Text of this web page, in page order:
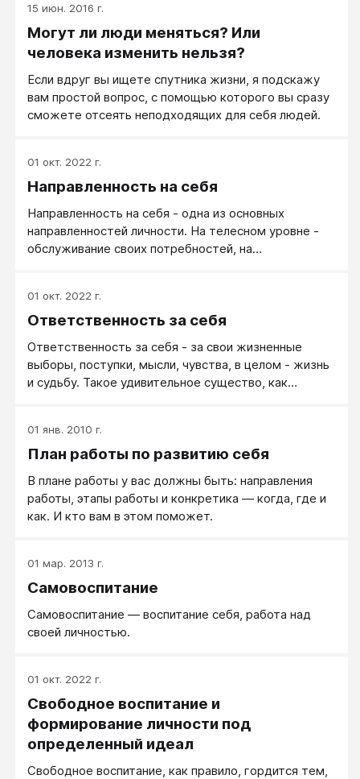
не устраивает - принять себя и на этом поставить
точку.
15 июн. 2016 г.
Могут ли люди меняться? Или
человека изменить нельзя?
Если вдруг вы ищете спутника жизни, я подскажу
вам простой вопрос, с помощью которого вы сразу
сможете отсеять неподходящих для себя людей.
01 окт. 2022 г.
Направленность на себя
Направленность на себя - одна из основных
направленностей личности. На телесном уровне -
обслуживание своих потребностей, на
личностном - направленность на рост и развитие,
стремление к личному счастью или
развития личности направленность на себя может
иметь разное содержание.
01 окт. 2022 г.
Ответственность за себя
Ответственность за себя - за свои жизненные
выборы, поступки, мысли, чувства, в целом - жизнь
и судьбу. Такое удивительное существо, как
здоровье, свои возможности, свое развитие и свое
будущее. Поэтому люди ответственные
определяют свои цели и задачи, после чего
спрашивают уже с себя по своим же
обязательствам.
01 янв. 2010 г.
План работы по развитию себя
В плане работы у вас должны быть: направления
работы, этапы работы и конкретика — когда, где и
как. И кто вам в этом поможет.
01 мар. 2013 г.
Самовоспитание
Самовоспитание — воспитание себя, работа над
своей личностью.
01 окт. 2022 г.
Свободное воспитание и
формирование личности под
определенный идеал
Свободное воспитание, как правило, гордится тем,